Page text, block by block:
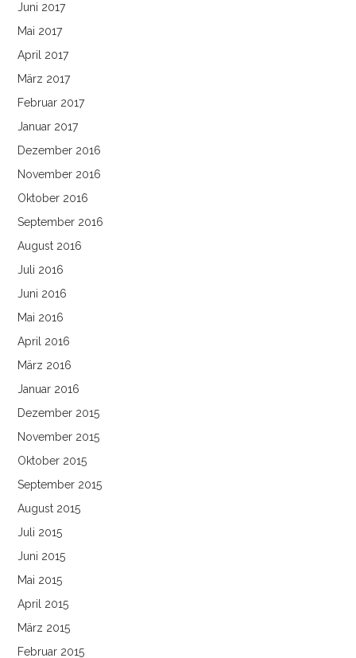
Juni 2017
Mai 2017
April 2017
März 2017
Februar 2017
Januar 2017
Dezember 2016
November 2016
Oktober 2016
September 2016
August 2016
Juli 2016
Juni 2016
Mai 2016
April 2016
März 2016
Januar 2016
Dezember 2015
November 2015
Oktober 2015
September 2015
August 2015
Juli 2015
Juni 2015
Mai 2015
April 2015
März 2015
Februar 2015